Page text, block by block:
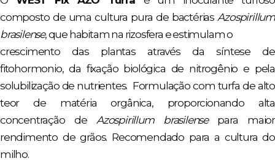
composto de uma cultura pura de bactérias Azospirillum
brasilense, que habitam na rizosfera e estimulam o
crescimento das plantas através da síntese de
fitohormonio, da fixação biológica de nitrogênio e pela
solubilização de nutrientes. Formulação com turfa de alto
teor de matéria orgânica, proporcionando alta
concentração de Azospirillum brasilensepara maior
rendimento de grãos. Recomendado para a cultura do
milho.